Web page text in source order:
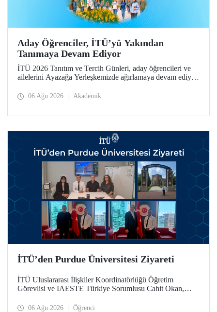
Aday Öğrenciler, İTÜ’yü Yakından
Tanımaya Devam Ediyor
İTÜ 2026 Tanıtım ve Tercih Günleri, aday öğrencileri ve
ailelerini Ayazağa Yerleşkemizde ağırlamaya devam ediyor.
ilgili fakülte ve birimler adaylara bilgi vermeye devam
06 Ağu 2026 Akademik
İTÜ’den Purdue Üniversitesi Ziyareti
İTÜ Uluslararası İlişkiler Koordinatörlüğü Öğretim
Görevlisi ve IAESTE Türkiye Sorumlusu Cahit Okan,
Temmuz tarihlerinde ABD’de dünyanın önde gelen
06 Ağu 2026 Öğrenci